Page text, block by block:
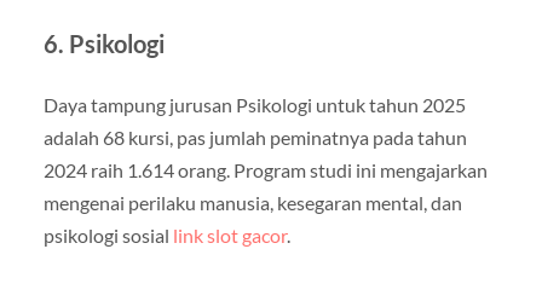
6. Psikologi
Daya tampung jurusan Psikologi untuk tahun 2025
adalah 68 kursi, pas jumlah peminatnya pada tahun
2024 raih 1.614 orang. Program studi ini mengajarkan
mengenai perilaku manusia, kesegaran mental, dan
psikologi sosial link slot gacor.